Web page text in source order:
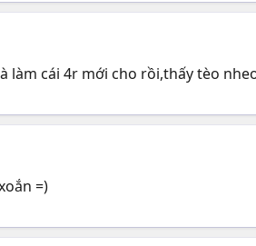
làm cái 4r mới cho rồi,thấy tèo
=)